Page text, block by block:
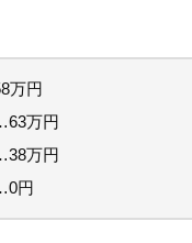
万円
万円
万円
円